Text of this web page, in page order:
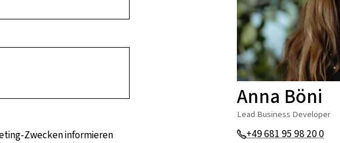
Zwecken informieren
Anna Böni
Lead Business Developer
+49 681 95 98 20 0